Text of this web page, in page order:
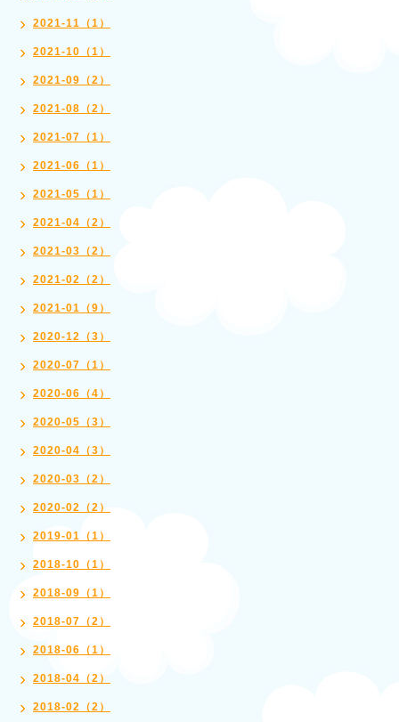
2021-11（1）
2021-10（1）
2021-09（2）
2021-08（2）
2021-07（1）
2021-06（1）
2021-05（1）
2021-04（2）
2021-03（2）
2021-02（2）
2021-01（9）
2020-12（3）
2020-07（1）
2020-06（4）
2020-05（3）
2020-04（3）
2020-03（2）
2020-02（2）
2019-01（1）
2018-10（1）
2018-09（1）
2018-07（2）
2018-06（1）
2018-04（2）
2018-02（2）